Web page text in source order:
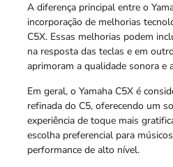
A diferença principal entre o
incorporação de melhorias
C5X. Essas melhorias podem
na resposta das teclas e em
aprimoram a qualidade sonora e
Em geral, o Yamaha C5X é
refinada do C5, oferecendo um
experiência de toque mais
escolha preferencial para
performance de alto nível.